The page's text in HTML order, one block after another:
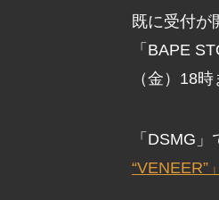
既に受付が
「BAPE
（金）18時
「DSMG
“VENEER”」